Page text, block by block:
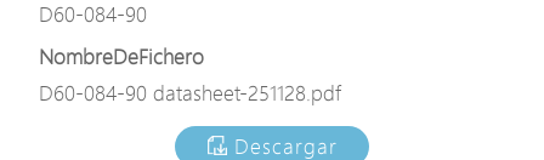
D60-084-90
NombreDeFichero
D60-084-90 datasheet-251128.pdf
Descargar